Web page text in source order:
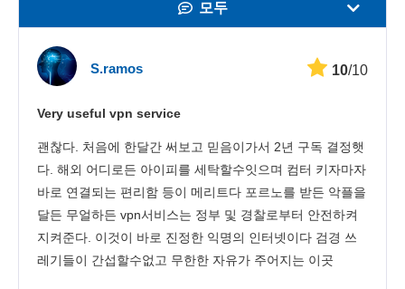
모두
고객 서비스
S.ramos 10/10
Very useful vpn service
괜찮다. 처음에 한달간 써보고 믿음이가서 2년 구독 결정햇
다. 해외 어디로든 아이피를 세탁할수잇으며 컴터 키자마자
바로 연결되는 편리함 등이 메리트다 포르노를 받든 악플을
달든 무얼하든 vpn서비스는 정부 및 경찰로부터 안전하켜
지켜준다. 이것이 바로 진정한 익명의 인터넷이다 검경 쓰
레기들이 간섭할수없고 무한한 자유가 주어지는 이곳